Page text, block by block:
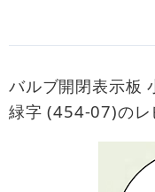
バルブ開閉表示板
緑字 (454-07)のレ